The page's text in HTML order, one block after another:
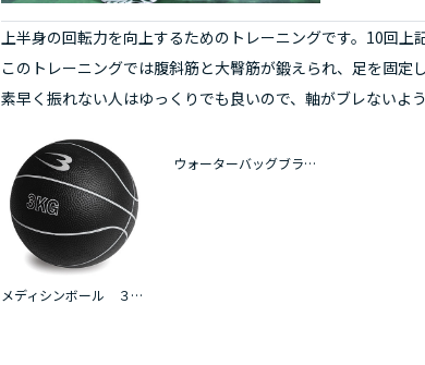
上半身の回転力を向上するためのトレーニングです。10回
このトレーニングでは腹斜筋と大臀筋が鍛えられ、足を固定
素早く振れない人はゆっくりでも良いので、軸がブレないよ
メディシンボール ３ｋｇ
ウォーターバッグブラック エアーポンプセット １５ｋｇ